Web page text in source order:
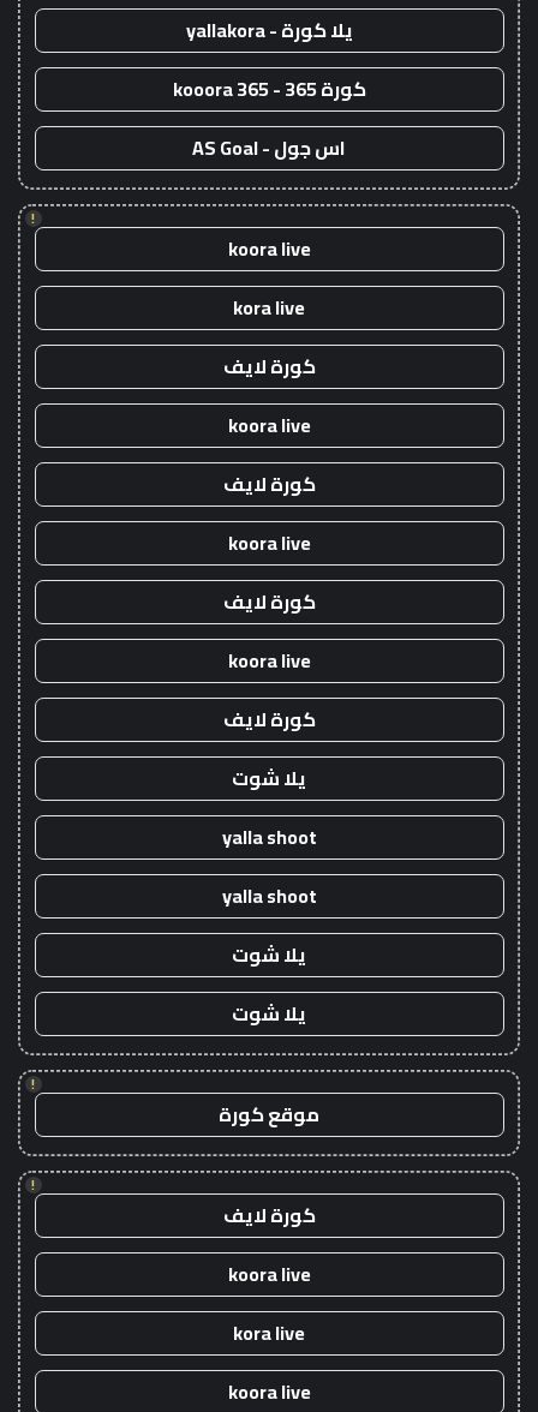
يلا كورة - yallakora
كورة 365 - kooora 365
اس جول - AS Goal
!
koora live
kora live
كورة لايف
koora live
كورة لايف
koora live
كورة لايف
koora live
كورة لايف
يلا شوت
yalla shoot
yalla shoot
يلا شوت
يلا شوت
!
موقع كورة
!
كورة لايف
koora live
kora live
koora live